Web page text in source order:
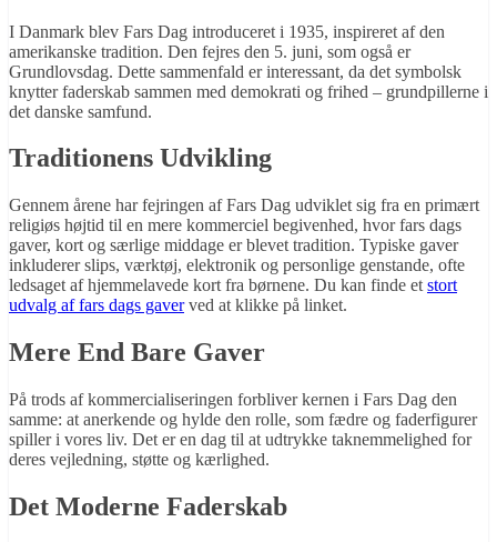
I Danmark blev Fars Dag introduceret i 1935, inspireret af den
amerikanske tradition. Den fejres den 5. juni, som også er
Grundlovsdag. Dette sammenfald er interessant, da det symbolsk
knytter faderskab sammen med demokrati og frihed – grundpillerne i
det danske samfund.
Traditionens Udvikling
Gennem årene har fejringen af Fars Dag udviklet sig fra en primært
religiøs højtid til en mere kommerciel begivenhed, hvor fars dags
gaver, kort og særlige middage er blevet tradition. Typiske gaver
inkluderer slips, værktøj, elektronik og personlige genstande, ofte
ledsaget af hjemmelavede kort fra børnene. Du kan finde et stort
udvalg af fars dags gaverved at klikke på linket.
Mere End Bare Gaver
På trods af kommercialiseringen forbliver kernen i Fars Dag den
samme: at anerkende og hylde den rolle, som fædre og faderfigurer
spiller i vores liv. Det er en dag til at udtrykke taknemmelighed for
deres vejledning, støtte og kærlighed.
Det Moderne Faderskab